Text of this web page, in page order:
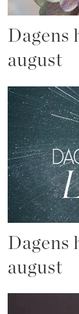
Dagens
august
Dagens
august